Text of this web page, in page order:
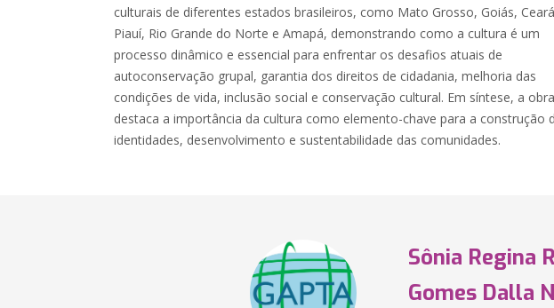
culturais de diferentes estados brasileiros, como Mato Grosso, Goiás,
Piauí, Rio Grande do Norte e Amapá, demonstrando como a cultura é um
processo dinâmico e essencial para enfrentar os desafios atuais de
autoconservação grupal, garantia dos direitos de cidadania, melhoria das
condições de vida, inclusão social e conservação cultural. Em síntese, a obra
destaca a importância da cultura como elemento-chave para a construção
identidades, desenvolvimento e sustentabilidade das comunidades.
Sônia Regina
Gomes Dalla